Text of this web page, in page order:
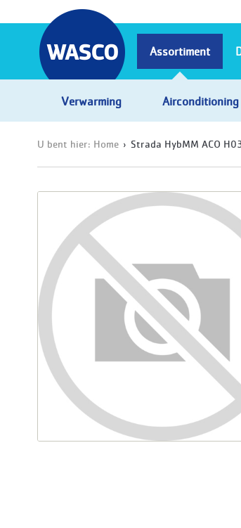
Assortiment
Verwarming Airconditioning
U bent hier: Home Strada HybMM ACO